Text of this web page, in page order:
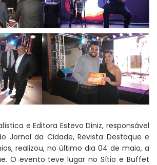
e Editora Estevo Diniz, responsável
Jornal da Cidade, Revista Destaque e
realizou, no último dia 04 de maio, a
O evento teve lugar no Sítio e Buffet